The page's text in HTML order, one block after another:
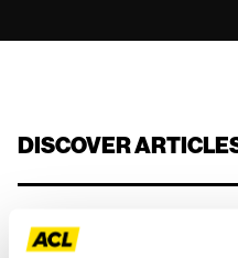
DISCOVER